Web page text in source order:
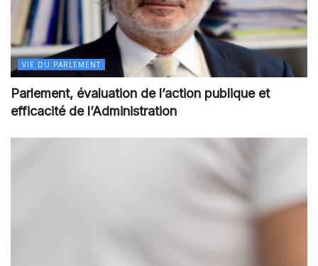
VIE DU PARLEMENT
Parlement, évaluation de l’action publique et
efficacité de l’Administration